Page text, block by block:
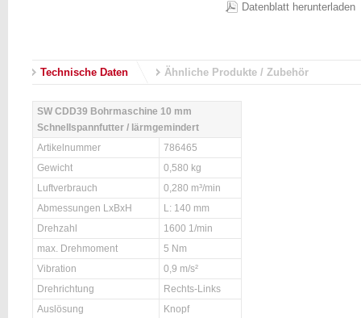
Datenblatt herunterladen
Technische Daten Ähnliche Produkte / Zubehör
SW CDD39 Bohrmaschine 10 mm
Schnellspannfutter / lärmgemindert
Artikelnummer
786465
Gewicht
0,580 kg
Luftverbrauch
0,280 m³/min
Abmessungen LxBxH
L: 140 mm
Drehzahl
1600 1/min
max. Drehmoment
5 Nm
Vibration
0,9 m/s²
Drehrichtung
Rechts-Links
Auslösung
Knopf